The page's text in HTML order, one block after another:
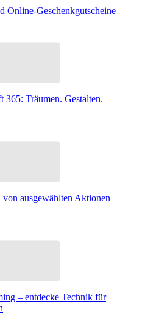
Online-Geschenkgutscheine
Träumen. Gestalten.
ausgewählten Aktionen
– entdecke Technik für